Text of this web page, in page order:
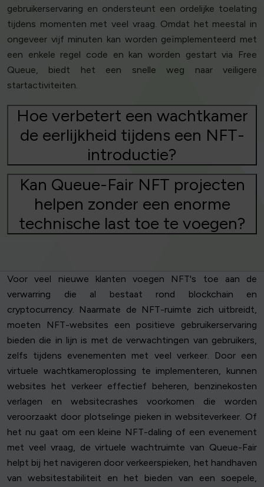
gebruikerservaring en ondersteunt een ordelijke toelating
tijdens momenten met veel vraag. Omdat het meestal in
ongeveer vijf minuten kan worden geïmplementeerd met
een enkele regel code en kan worden gestart via Free
Queue, biedt het een snelle weg naar veiligere
startactiviteiten.
Hoe verbetert een wachtkamer
de eerlijkheid tijdens een NFT-
introductie?
Kan Queue-Fair NFT projecten
helpen zonder een enorme
technische last toe te voegen?
Voor veel nieuwe klanten voegen NFT's toe aan de
verwarring die al bestaat rond blockchain en
cryptocurrency. Naarmate de NFT-ruimte zich uitbreidt,
moeten NFT-websites een positieve gebruikerservaring
bieden die in lijn is met de verwachtingen van gebruikers,
zelfs tijdens evenementen met veel verkeer. Door een
virtuele wachtkameroplossing te implementeren, kunnen
websites het verkeer effectief beheren, benzinekosten
verlagen en websitecrashes voorkomen die worden
veroorzaakt door plotselinge pieken in websiteverkeer. Of
het nu gaat om een kleine NFT-daling of een evenement
met veel vraag, de virtuele wachtruimte van Queue-Fair
helpt bij het navigeren door verkeerspieken, het handhaven
van websitestabiliteit en het bieden van een soepele,